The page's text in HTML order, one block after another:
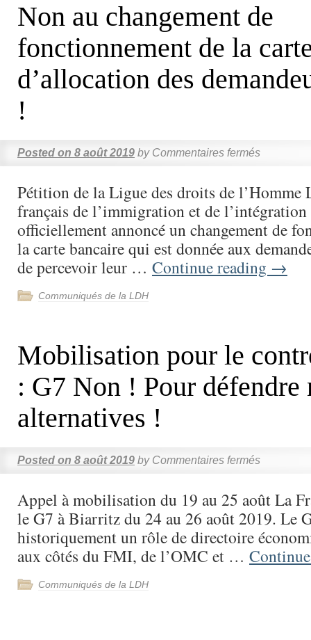
Non au changement de
fonctionnement de la
d’allocation des
!
Posted on 8 août 2019 by Commentaires fermés
Pétition de la Ligue des droits de l’Homme
français de l’immigration et de
officiellement annoncé un changement de
la carte bancaire qui est donnée aux
de percevoir leur … Continue reading →
Communiqués de la LDH
Mobilisation pour le
: G7 Non ! Pour défendre
alternatives !
Posted on 8 août 2019 by Commentaires fermés
Appel à mobilisation du 19 au 25 août La
le G7 à Biarritz du 24 au 26 août 2019. Le
historiquement un rôle de directoire
aux côtés du FMI, de l’OMC et …
Communiqués de la LDH